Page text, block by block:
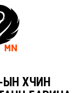
ХҮЧИН